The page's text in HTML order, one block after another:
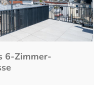
6-Zimmer-